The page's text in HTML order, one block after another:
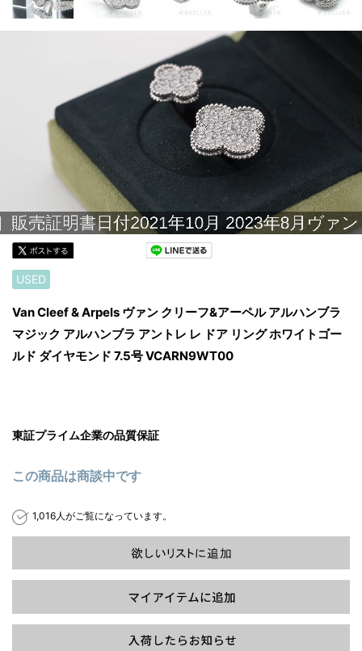
USED
Van Cleef & Arpels ヴァン クリーフ&アーペル アルハンブラ
マジック アルハンブラ アントレ レ ドア リング ホワイトゴー
ルド ダイヤモンド 7.5号 VCARN9WT00
東証プライム企業の品質保証
この商品は商談中です
1,016人がご覧になっています。